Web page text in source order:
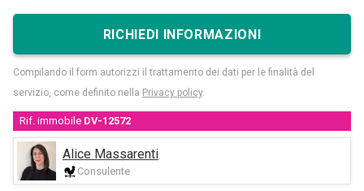
RICHIEDI INFORMAZIONI
Compilando il form autorizzi il trattamento dei dati per le finalità del
servizio, come definito nella Privacy policy.
Rif. immobile DV-12572
Alice Massarenti
Consulente